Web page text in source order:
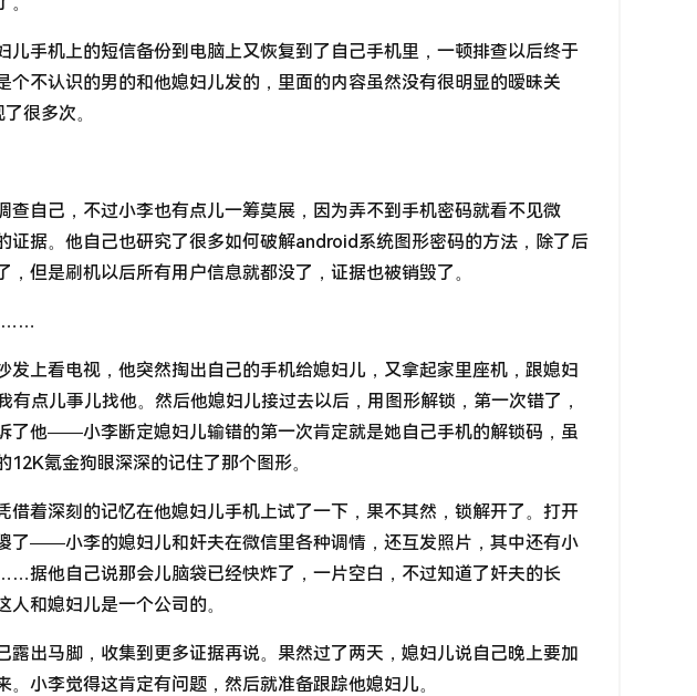
儿手机上的短信备份到电脑上又恢复到了自己手机里，一顿排查以后终于
个不认识的男的和他媳妇儿发的，里面的内容虽然没有很明显的暧昧关
很多次。
查自己，不过小李也有点儿一筹莫展，因为弄不到手机密码就看不见微
证据。他自己也研究了很多如何破解android系统图形密码的方法，除了后
但是刷机以后所有用户信息就都没了，证据也被销毁了。
……
发上看电视，他突然掏出自己的手机给媳妇儿，又拿起家里座机，跟媳妇
有点儿事儿找他。然后他媳妇儿接过去以后，用图形解锁，第一次错了，
了他——小李断定媳妇儿输错的第一次肯定就是她自己手机的解锁码，虽
氪金狗眼深深的记住了那个图形。
借着深刻的记忆在他媳妇儿手机上试了一下，果不其然，锁解开了。打开
了——小李的媳妇儿和奸夫在微信里各种调情，还互发照片，其中还有小
据他自己说那会儿脑袋已经快炸了，一片空白，不过知道了奸夫的长
和媳妇儿是一个公司的。
露出马脚，收集到更多证据再说。果然过了两天，媳妇儿说自己晚上要加
小李觉得这肯定有问题，然后就准备跟踪他媳妇儿。